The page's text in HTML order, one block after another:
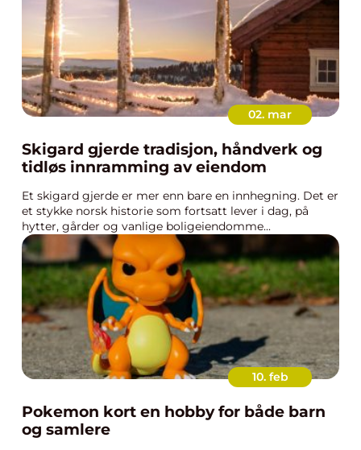
02. mar
Skigard gjerde tradisjon, håndverk og
tidløs innramming av eiendom
Et skigard gjerde er mer enn bare en innhegning. Det er
et stykke norsk historie som fortsatt lever i dag, på
hytter, gårder og vanlige boligeiendomme...
10. feb
Pokemon kort en hobby for både barn
og samlere